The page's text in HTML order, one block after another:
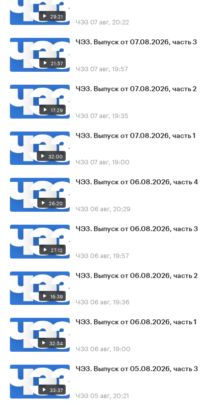
29:21 ЧЭЗ 07 авг, 20:22
21:57
ЧЭЗ. Выпуск от 07.08.2026, часть 3
ЧЭЗ 07 авг, 19:57
17:29
ЧЭЗ. Выпуск от 07.08.2026, часть 2
ЧЭЗ 07 авг, 19:35
32:00
ЧЭЗ. Выпуск от 07.08.2026, часть 1
ЧЭЗ 07 авг, 19:00
26:20
ЧЭЗ. Выпуск от 06.08.2026, часть 4
ЧЭЗ 06 авг, 20:29
27:12
ЧЭЗ. Выпуск от 06.08.2026, часть 3
ЧЭЗ 06 авг, 19:57
16:39
ЧЭЗ. Выпуск от 06.08.2026, часть 2
ЧЭЗ 06 авг, 19:36
32:54
ЧЭЗ. Выпуск от 06.08.2026, часть 1
ЧЭЗ 06 авг, 19:00
33:37
ЧЭЗ. Выпуск от 05.08.2026, часть 3
ЧЭЗ 05 авг, 20:21